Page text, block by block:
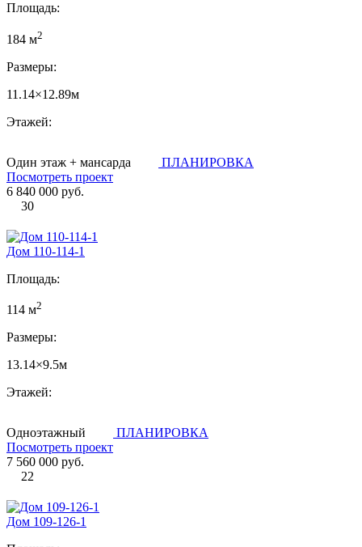
Площадь:
184 м2
Размеры:
11.14×12.89м
Этажей:
Один этаж + мансарда
ПЛАНИРОВКА
Посмотреть проект
6 840 000 руб.
30
Дом 110-114-1
Площадь:
114 м2
Размеры:
13.14×9.5м
Этажей:
Одноэтажный
ПЛАНИРОВКА
Посмотреть проект
7 560 000 руб.
22
Дом 109-126-1